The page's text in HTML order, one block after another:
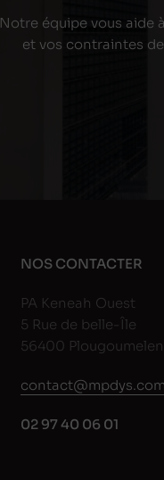
Notre équipe vous aide
et vos contraintes
NOS CONTACTER
PA Keneah Ouest
5 Rue de belle-Île
56400 Plougoumelen
contact@mpdys.com
02 97 40 06 01